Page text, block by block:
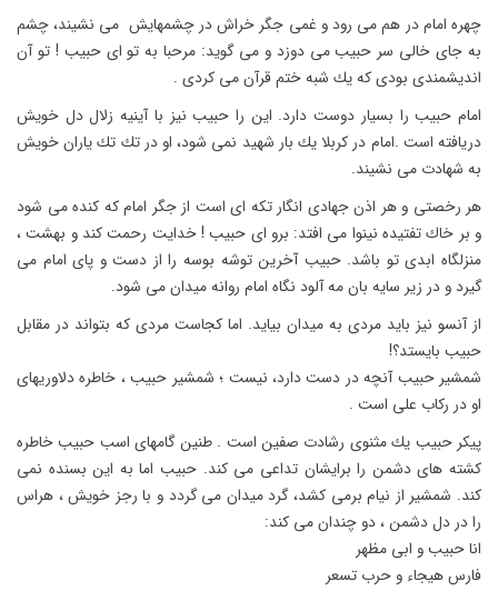
چهره امام در هم مى رود و غمى جگر خراش در چشمهایش ‍ مى نشیند، چشم
به جاى خالى سر حبیب مى دوزد و مى گوید: مرحبا به تو اى حبیب ! تو آن
اندیشمندى بودى كه یك شبه ختم قرآن مى كردى .
امام حبیب را بسیار دوست دارد. این را حبیب نیز با آینیه زلال دل خویش
دریافته است .امام در كربلا یك بار شهید نمى شود، او در تك تك یاران خویش
به شهادت مى نشیند.
هر رخصتى و هر اذن جهادى انگار تكه اى است از جگر امام كه كنده مى شود
و بر خاك تفتیده نینوا مى افتد: برو اى حبیب ! خدایت رحمت كند و بهشت ،
منزلگاه ابدى تو باشد. حبیب آخرین توشه بوسه را از دست و پاى امام مى
گیرد و در زیر سایه بان مه آلود نگاه امام روانه میدان مى شود.
از آنسو نیز باید مردى به میدان بیاید. اما كجاست مردى كه بتواند در مقابل
حبیب بایستد؟!
شمشیر حبیب آنچه در دست دارد، نیست ؛ شمشیر حبیب ، خاطره دلاوریهاى
او در ركاب على است .
پیكر حبیب یك مثنوى رشادت صفین است . طنین گامهاى اسب حبیب خاطره
كشته هاى دشمن را برایشان تداعى مى كند. حبیب اما به این بسنده نمى
كند. شمشیر از نیام برمى كشد، گرد میدان مى گردد و با رجز خویش ، هراس
را در دل دشمن ، دو چندان مى كند:
انا حبیب و ابى مظهر
فارس هیجاء و حرب تسعر